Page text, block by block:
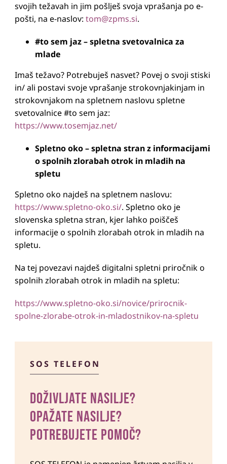
svojih težavah in jim pošlješ svoja vprašanja po e-
pošti, na e-naslov:tom@zpms.si.
#to sem jaz – spletna svetovalnica za
mlade
Imaš težavo? Potrebuješ nasvet? Povej o svoji stiski
in/ ali postavi svoje vprašanje strokovnjakinjam in
strokovnjakom na spletnem naslovu spletne
svetovalnice #to sem jaz:
https://www.tosemjaz.net/
Spletno oko – spletna stran z informacijami
o spolnih zlorabah otrok in mladih na
spletu
Spletno oko najdeš na spletnem naslovu:
https://www.spletno-oko.si/. Spletno oko je
slovenska spletna stran, kjer lahko poiščeš
informacije o spolnih zlorabah otrok in mladih na
spletu.
Na tej povezavi najdeš digitalni spletni priročnik o
spolnih zlorabah otrok in mladih na spletu:
https://www.spletno-oko.si/novice/prirocnik-
spolne-zlorabe-otrok-in-mladostnikov-na-spletu
SOS TELEFON
DOŽIVLJATE NASILJE?
OPAŽATE NASILJE?
POTREBUJETE POMOČ?